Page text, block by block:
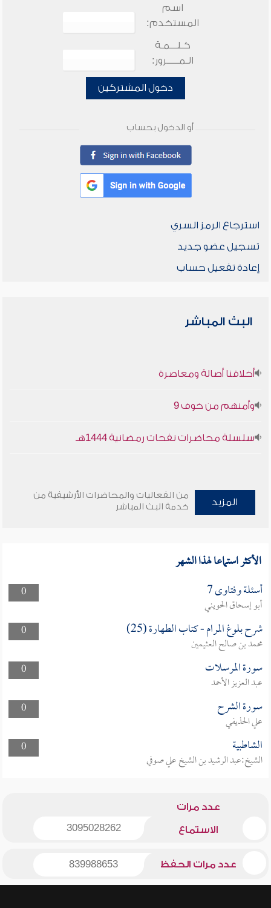
اسم
المستخدم:
كـلـــمـة
الـمـــــرور:
دخول المشتركين
أو الدخول بحساب
استرجاع الرمز السري
تسجيل عضو جديد
إعادة تفعيل حساب
البث المباشر
أخلاقنا أصالة ومعاصرة
وأمنهم من خوف 9
سلسلة محاضرات نفحات رمضانية 1444هـ
المزيد
من الفعاليات والمحاضرات الأرشيفية من
خدمة البث المباشر
الأكثر استماعا لهذا الشهر
0 أسئلة وفتاوى 7
أبو إسحاق الحويني
0
شرح بلوغ المرام - كتاب الطهارة (25)
محمد بن صالح العثيمين
0
سورة المرسلات
عبد العزيز الأحمد
0
سورة الشرح
علي الحذيفي
0
الشاطبية
الشيخ:عبد الرشيد بن الشيخ علي صوفي
عدد مرات
الاستماع 3095028262
عدد مرات الحفظ 839988653